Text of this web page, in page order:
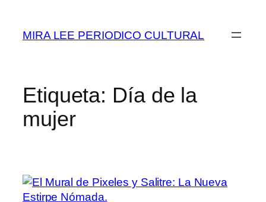
contenido
MIRA LEE PERIODICO CULTURAL
Etiqueta: Día de la
mujer